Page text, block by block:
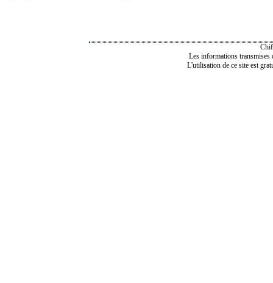
Les informations transmises
L'utilisation de ce site est